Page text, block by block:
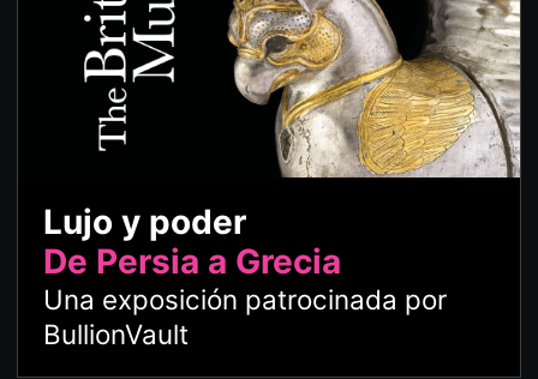
Lujo y poder
De Persia a Grecia
Una exposición patrocinada por
BullionVault